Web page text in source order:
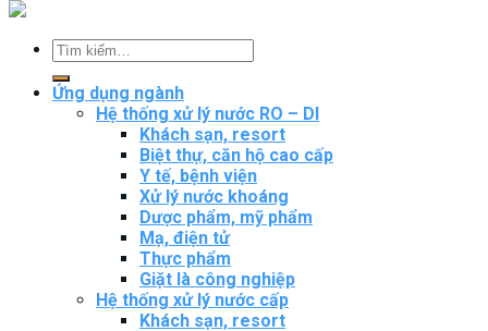
Tìm
Ứng dụng ngành
Hệ thống xử lý nước RO – DI
Khách sạn, resort
Biệt thự, căn hộ cao cấp
Y tế, bệnh viện
Xử lý nước khoáng
Dược phẩm, mỹ phẩm
Mạ, điện tử
Thực phẩm
Giặt là công nghiệp
Hệ thống xử lý nước cấp
Khách sạn, resort